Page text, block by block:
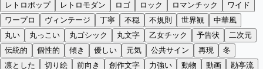
レトロポップ
レトロモダン ロゴ ロック ロマンチック
ワイド
ワープロ
ヴィンテージ 丁寧 不穏 不規則 世界観
中華風
丸い
丸っこい 丸ゴシック 丸文字 乙女チック 予告状
二次元
伝統的
個性的 傾き 優しい 元気 公共サイン 再現
冬
凛とした
切り絵 前向き 創作文字 力強い 動物 動画
勘亭流